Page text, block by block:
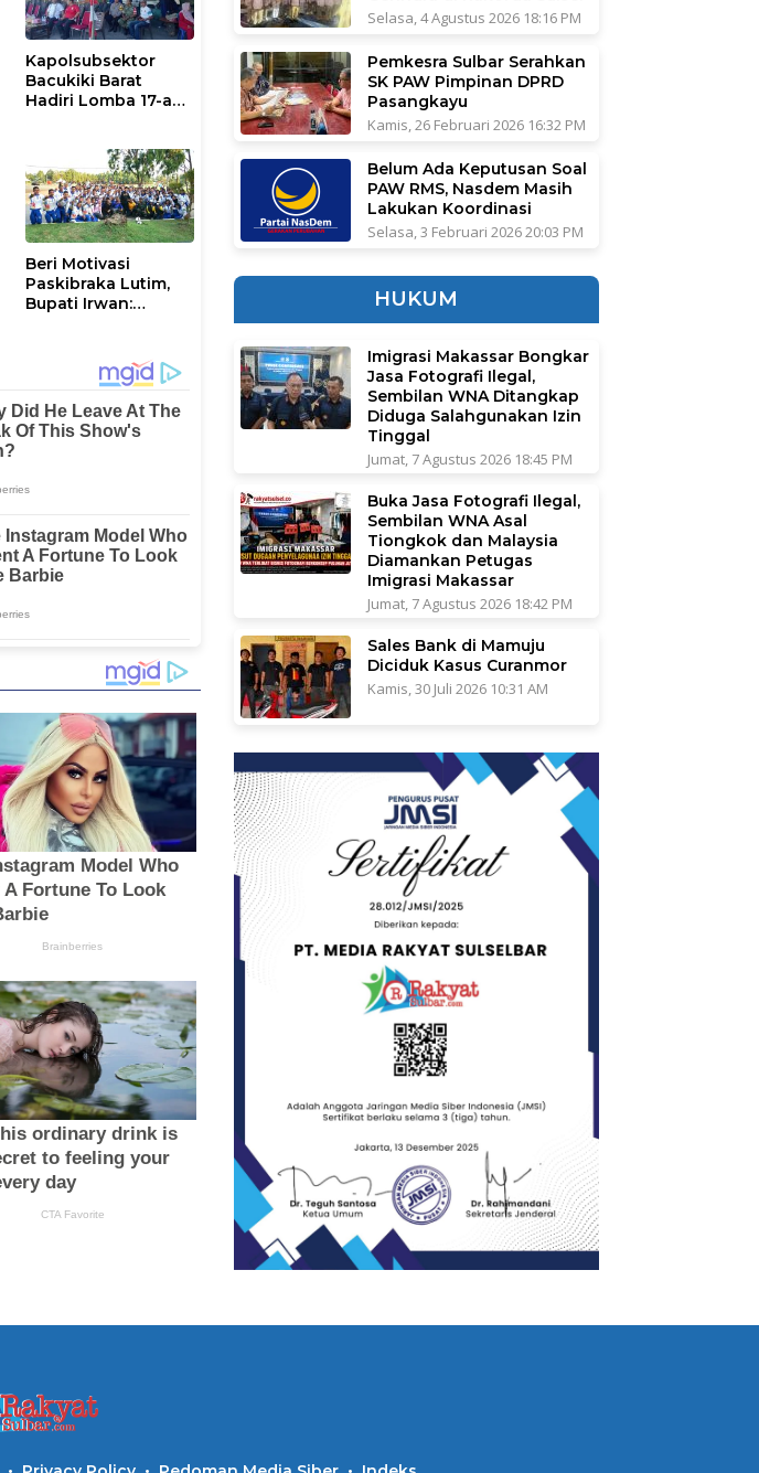
Kapolsubsektor
Bacukiki Barat
Hadiri Lomba 17-an
Kamtibmas
Beri Motivasi
Paskibraka Lutim,
Bupati Irwan:
Perhatian
Selasa, 4 Agustus 2026 18:16 PM
Pemkesra Sulbar Serahkan
SK PAW Pimpinan DPRD
Pasangkayu
Kamis, 26 Februari 2026 16:32 PM
Belum Ada Keputusan Soal
PAW RMS, Nasdem Masih
Lakukan Koordinasi
Selasa, 3 Februari 2026 20:03 PM
HUKUM
Imigrasi Makassar Bongkar
Jasa Fotografi Ilegal,
Sembilan WNA Ditangkap
Diduga Salahgunakan Izin
Tinggal
Jumat, 7 Agustus 2026 18:45 PM
Buka Jasa Fotografi Ilegal,
Sembilan WNA Asal
Tiongkok dan Malaysia
Diamankan Petugas
Imigrasi Makassar
Jumat, 7 Agustus 2026 18:42 PM
Sales Bank di Mamuju
Diciduk Kasus Curanmor
Kamis, 30 Juli 2026 10:31 AM